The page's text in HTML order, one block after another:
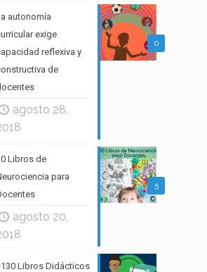
0
autonomía
exige
reflexiva y
de
agosto 28,
5
Libros de
para
agosto 20,
Libros Didácticos